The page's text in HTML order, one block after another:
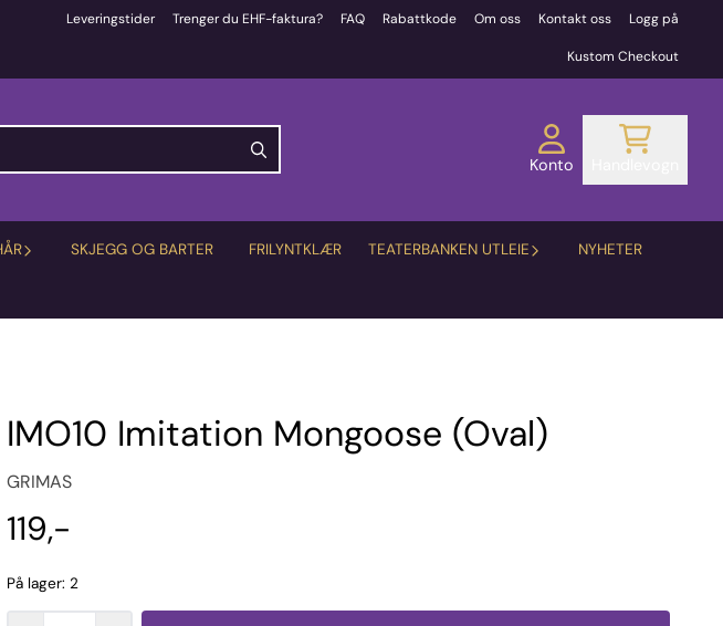
Leveringstider Trenger du EHF-faktura? FAQ Rabattkode Om oss Kontakt oss Logg på
Kustom Checkout
Konto
SKJEGG OG BARTER FRILYNTKLÆR TEATERBANKEN UTLEIE NYHETER
IMO10 Imitation Mongoose (Oval)
GRIMAS
119,-
På lager: 2